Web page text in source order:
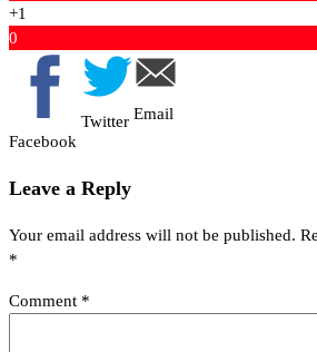
+1
0
Facebook
Twitter Email
Leave a Reply
Your email address will not be published.
*
Comment *